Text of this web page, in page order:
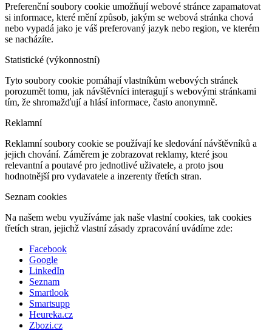
Preferenční soubory cookie umožňují webové stránce zapamatovat
si informace, které mění způsob, jakým se webová stránka chová
nebo vypadá jako je váš preferovaný jazyk nebo region, ve kterém
se nacházíte.
Statistické (výkonnostní)
Tyto soubory cookie pomáhají vlastníkům webových stránek
porozumět tomu, jak návštěvníci interagují s webovými stránkami
tím, že shromažďují a hlásí informace, často anonymně.
Reklamní
Reklamní soubory cookie se používají ke sledování návštěvníků a
jejich chování. Záměrem je zobrazovat reklamy, které jsou
relevantní a poutavé pro jednotlivé uživatele, a proto jsou
hodnotnější pro vydavatele a inzerenty třetích stran.
Seznam cookies
Na našem webu využíváme jak naše vlastní cookies, tak cookies
třetích stran, jejichž vlastní zásady zpracování uvádíme zde:
Facebook
Google
LinkedIn
Seznam
Smartlook
Smartsupp
Heureka.cz
Zbozi.cz